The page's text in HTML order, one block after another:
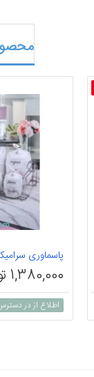
پاسماوری سرامیکی 7
1,380,000 تومان
اطلاع از در